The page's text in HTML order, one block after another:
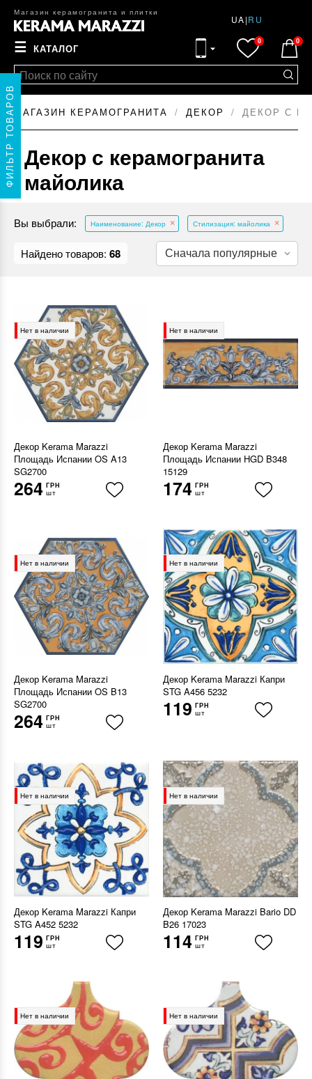
Магазин керамогранита и плитки
UA|RU
☰ КАТАЛОГ
0 0
МАГАЗИН КЕРАМОГРАНИТА ДЕКОР ДЕКОР С
Декор с керамогранита
майолика
Вы выбрали: Наименование: Декор Стилизация: майолика
Найдено товаров: 68
Нет в наличии
Декор Kerama Marazzi
Площадь Испании OS A13
SG2700
264 ГРН
шт
Нет в наличии
Декор Kerama Marazzi
Площадь Испании HGD B348
15129
174 ГРН
шт
Нет в наличии
Декор Kerama Marazzi
Площадь Испании OS B13
SG2700
264 ГРН
шт
Нет в наличии
Декор Kerama Marazzi Капри
STG A456 5232
119 ГРН
шт
Нет в наличии
Декор Kerama Marazzi Капри
STG A452 5232
119 ГРН
шт
Нет в наличии
Декор Kerama Marazzi Bario DD
B26 17023
114 ГРН
шт
Нет в наличии Нет в наличии
ФИЛЬТР ТОВАРОВ